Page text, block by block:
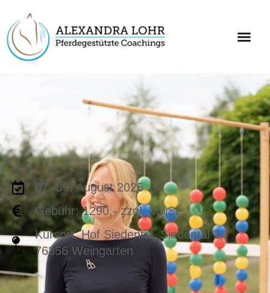
07.-09. August 2025
Gebühr: 1290,- zzgl. MwSt.
Kursort: Hof Siedental, Siedental 2,
76356 Weingarten